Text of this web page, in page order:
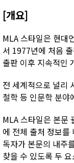
[개요]
MLA 스타일은 현
서 1977년에 처음
출판 이후 지속적인
전 세계적으로 널리
철학 등 인문학 분야
MLA 스타일은 본문
에 전체 출처 정보를
독자가 본문의 내주
찾을 수 있도록 두